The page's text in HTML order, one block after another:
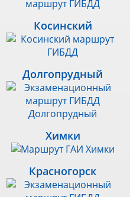
Косинский
Долгопрудный
Химки
Красногорск